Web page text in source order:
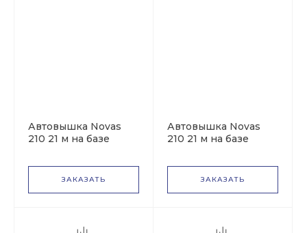
Автовышка Novas
210 21 м на базе
C41А23
ЗАКАЗАТЬ
Автовышка Novas
210 21 м на базе
C41R33
ЗАКАЗАТЬ